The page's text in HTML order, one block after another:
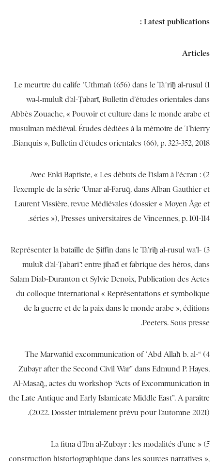
Latest publications :
Articles
1) Le meurtre du calife ʿUthmān (656) dans le Taʾrīḫ al‐rusul
wa‐l‐mulūk d’al-Ṭabarῑ, Bulletin d’études orientales dans
Abbès Zouache, « Pouvoir et culture dans le monde arabe et
musulman médiéval. Études dédiées à la mémoire de Thierry
Bianquis », Bulletin d’études orientales (66), p. 323-352, 2018.
2) Avec Enki Baptiste, « Les débuts de l’islam à l’écran :
l’exemple de la série ‘Umar al-Farūq, dans Alban Gauthier et
Laurent Vissière, revue Médiévales (dossier « Moyen Âge et
séries »), Presses universitaires de Vincennes, p. 101-114.
3) Représenter la bataille de Ṣiffῑn dans le Ta’rῑḫ al-rusul wa’l-
mulūk d’al-Ṭabarī : entre jihād et fabrique des héros, dans
Salam Diab-Duranton et Sylvie Denoix, Publication des Actes
du colloque international « Représentations et symbolique
de la guerre et de la paix dans le monde arabe », éditions
Peeters. Sous presse.
4) “The Marwānid excommunication of ʿAbd Allāh b. al-
Zubayr after the Second Civil War” dans Edmund P. Hayes,
Al-Masāq,, actes du workshop “Acts of Excommunication in
the Late Antique and Early Islamicate Middle East”. A paraître
(2022. Dossier initialement prévu pour l’automne 2021).
5) « La fitna d’Ibn al-Zubayr : les modalités d’une
construction historiographique dans les sources narratives »,